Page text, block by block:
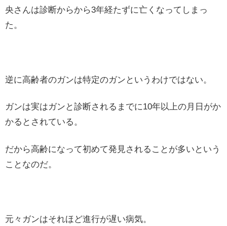
央さんは診断からから3年経たずに亡くなってしまっ
た。
逆に高齢者のガンは特定のガンというわけではない。
ガンは実はガンと診断されるまでに10年以上の月日がか
かるとされている。
だから高齢になって初めて発見されることが多いという
ことなのだ。
元々ガンはそれほど進行が遅い病気。